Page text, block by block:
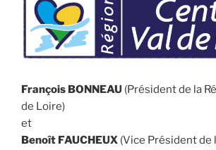
François BONNEAU (Président de la
de Loire)
et
Benoît FAUCHEUX (Vice Président de